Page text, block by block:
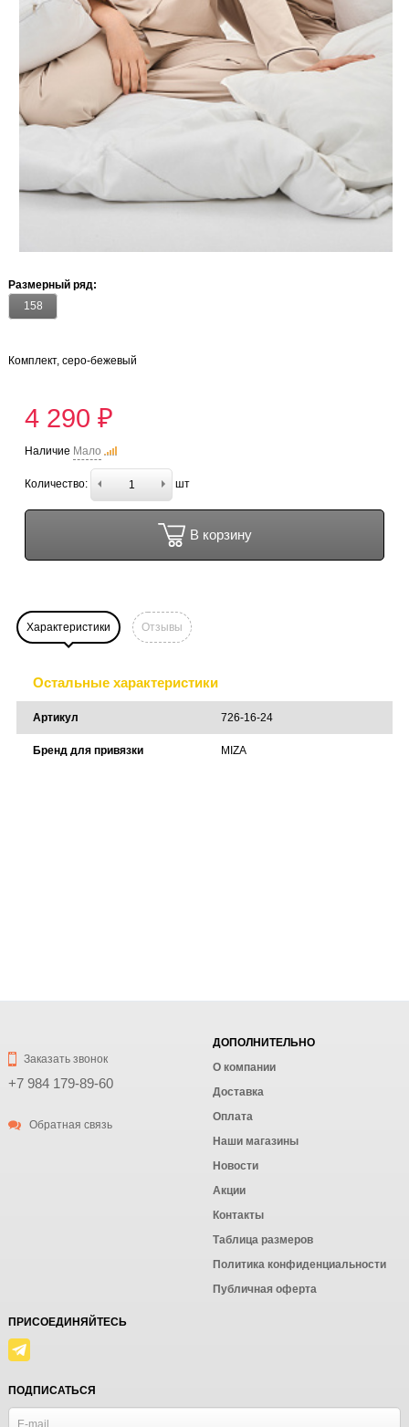
Размерный ряд:
158
Комплект, серо-бежевый
4 290 ₽
Наличие Мало
Количество: шт
В корзину
Характеристики Отзывы
Остальные характеристики
Артикул 726-16-24
Бренд для привязки MIZA
Заказать звонок
+7 984 179-89-60
Обратная связь
ДОПОЛНИТЕЛЬНО
О компании
Доставка
Оплата
Наши магазины
Новости
Акции
Контакты
Таблица размеров
Политика конфиденциальности
Публичная оферта
ПРИСОЕДИНЯЙТЕСЬ
ПОДПИСАТЬСЯ